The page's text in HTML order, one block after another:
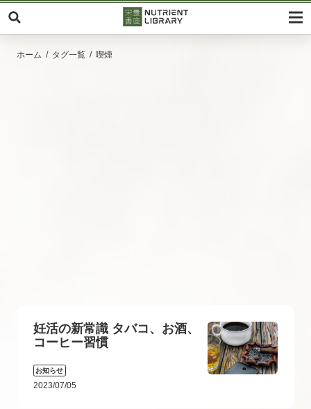
ホーム タグ一覧 喫煙
妊活の新常識 タバコ、お酒、
コーヒー習慣
お知らせ
2023/07/05